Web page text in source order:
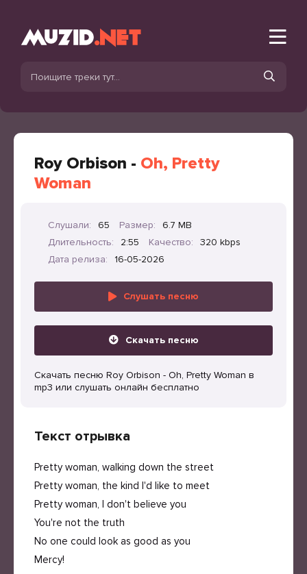
Roy Orbison - Oh, Pretty
Woman
Слушали: 65 Размер:
6.7 MB
Длительность:
2:55 Качество:
320 kbps
Дата релиза:
16-05-2026
Слушать песню
Скачать песню
Скачать песню Roy Orbison - Oh, Pretty Woman в
mp3 или слушать онлайн бесплатно
Текст отрывка
Pretty woman, walking down the street
Pretty woman, the kind I'd like to meet
Pretty woman, I don't believe you
You're not the truth
No one could look as good as you
Mercy!